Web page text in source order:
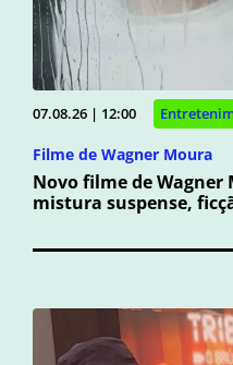
07.08.26 | 12:00
Filme de Wagner Moura
Novo filme de
mistura suspense,